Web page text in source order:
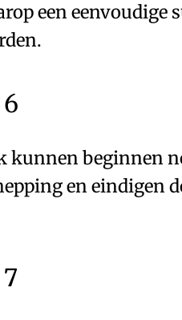
een eenvoudige
kunnen beginnen
en eindigen